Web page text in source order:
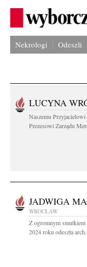
Nekrologi Odeszli
LUCYNA
Naszemu
Prezesowi Zarządu
JADWIGA
WROCŁAW
Z ogromnym
2024 roku odeszła